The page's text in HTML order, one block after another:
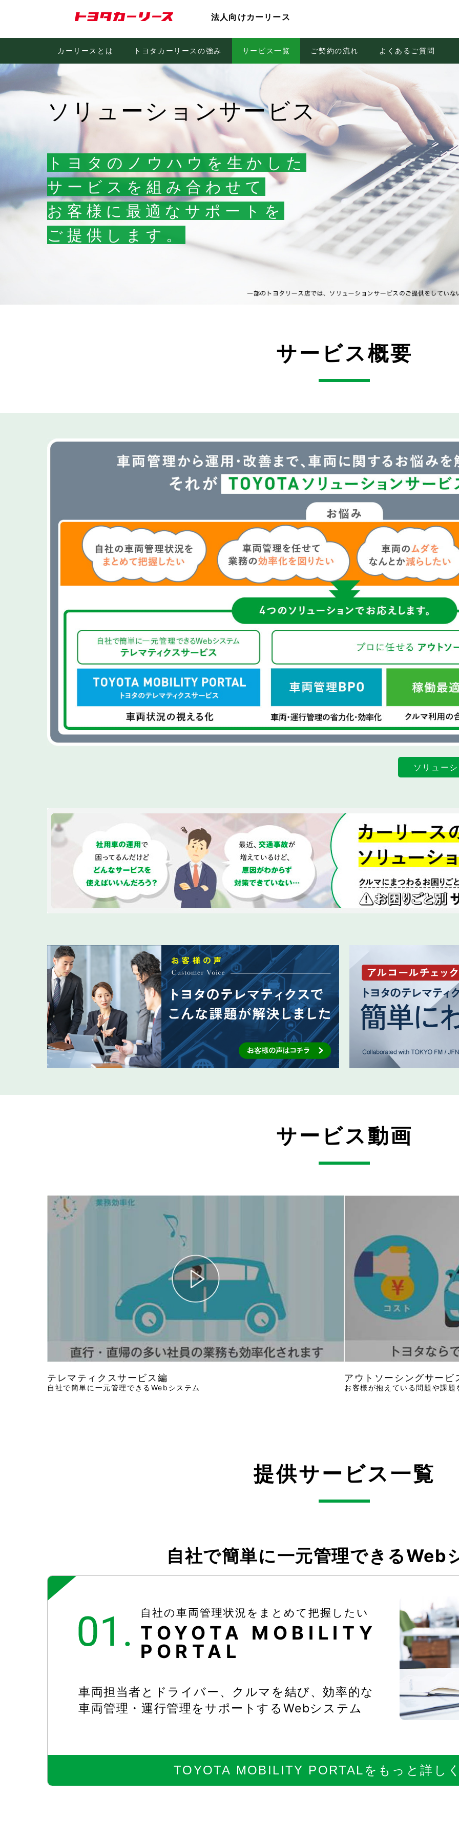
法人向けカーリース
カーリースとは
カーリース3つのメリット 契約前にご検討いただくこと
トヨタカーリースの強み
お客様に最適なご提案 地域密着のサポート体制 全国に広がる
サービス一覧
トヨタファイナンスビジネスWEB サポートダイヤル24 自動車保険
ご契約の流れ よくあるご質問
ソリューションサービス
トヨタのノウハウを 生かした
サービスを 組み合わせて
お客様に最適な サポートを
ご提供します。
サービス概要
ソリュー
サービス動画
テレマティクスサービス編
自社で簡単に一元管理できるWebシステム
アウトソーシングサービ
お客様が抱えている問題や課
提供サービス一覧
自社で簡単に一元管理できるWeb
自社の車両管理状況をまとめて把握したい
TOYOTA MOBILITY
PORTAL
車両担当者とドライバー、クルマを結び、効率的な
車両管理・運行管理をサポートするWebシステム
TOYOTA MOBILITY PORTAL